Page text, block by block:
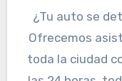
¿Tu auto se
Ofrecemos
toda la ciudad